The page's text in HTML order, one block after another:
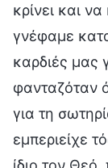
κρίνει και
γνέφαμε
καρδιές μας
φανταζόταν
για τη
εμπεριείχε